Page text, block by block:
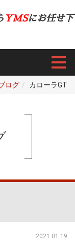
YMSにお任せ下
ログ カローラGT
2021.01.19